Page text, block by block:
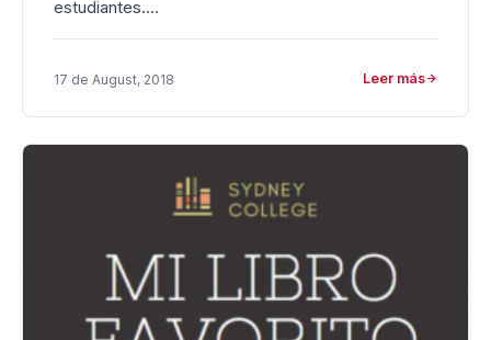
estudiantes.…
17 de August, 2018 Leer más